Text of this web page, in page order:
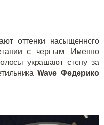
оттенки насыщенного
с черным. Именно
украшают стену за
Wave Федерико